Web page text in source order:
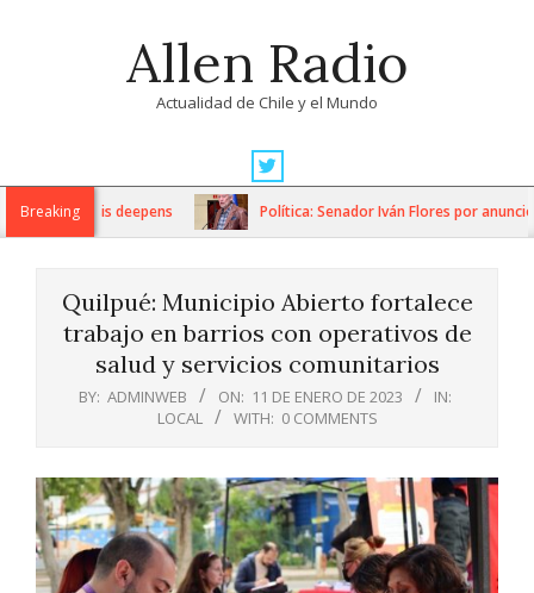
Allen Radio
Actualidad de Chile y el Mundo
Navigation
MenuBreakingcrisis deepens Política: Senador Iván Flores por anuncios
Quilpué: Municipio Abierto fortalece
trabajo en barrios con operativos de
salud y servicios comunitarios
BY: ADMINWEB ON: 11 DE ENERO DE 2023
IN:
LOCAL
WITH: 0 COMMENTS